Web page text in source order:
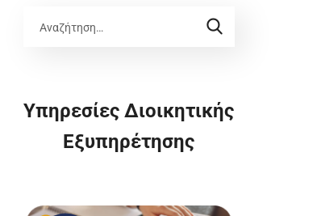
Υπηρεσίες Διοικητικής
Εξυπηρέτησης